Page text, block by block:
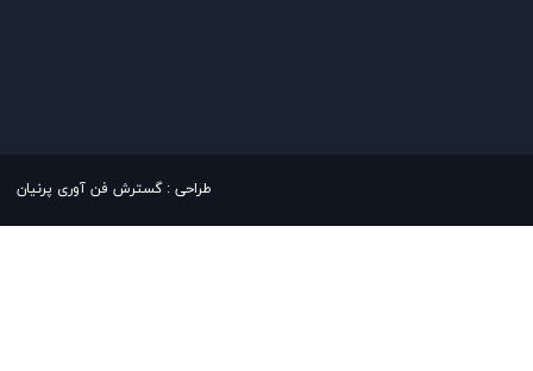
​​طراحی : گسترش فن آوری پرنیان